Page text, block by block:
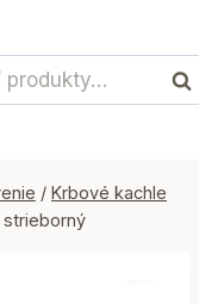
/ Krbové kachle
strieborný